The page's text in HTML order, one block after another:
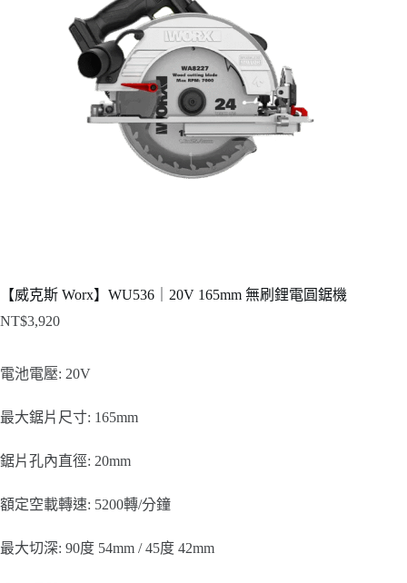
【威克斯 Worx】WU536｜20V 165mm 無刷鋰電圓鋸機
NT$3,920
電池電壓: 20V
最大鋸片尺寸: 165mm
鋸片孔內直徑: 20mm
額定空載轉速: 5200轉/分鐘
最大切深: 90度 54mm / 45度 42mm